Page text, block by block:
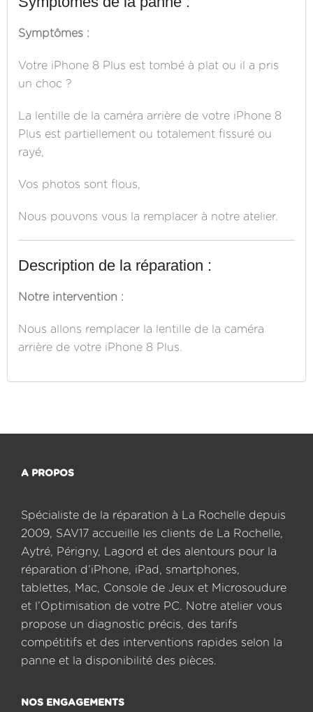
Symptômes :
Votre iPhone 8 Plus est tombé à plat ou il a pris
un choc ?
La lentille de la caméra arrière de votre iPhone 8
Plus est partiellement ou totalement fissuré ou
rayé,
Vos photos sont flous,
Nous pouvons vous la remplacer à notre atelier.
Description de la réparation :
Notre intervention :
Nous allons remplacer la lentille de la caméra
arrière de votre iPhone 8 Plus.
A PROPOS
Spécialiste de la réparation à La Rochelle depuis
2009, SAV17 accueille les clients de La Rochelle,
Aytré, Périgny, Lagord et des alentours pour la
réparation d’iPhone, iPad, smartphones,
tablettes, Mac, Console de Jeux et Microsoudure
et l’Optimisation de votre PC. Notre atelier vous
propose un diagnostic précis, des tarifs
compétitifs et des interventions rapides selon la
panne et la disponibilité des pièces.
NOS ENGAGEMENTS